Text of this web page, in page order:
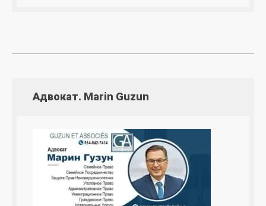
Адвокат. Marin Guzun